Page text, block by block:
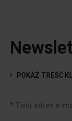
POKAŻ TREŚĆ
Twój adres e-